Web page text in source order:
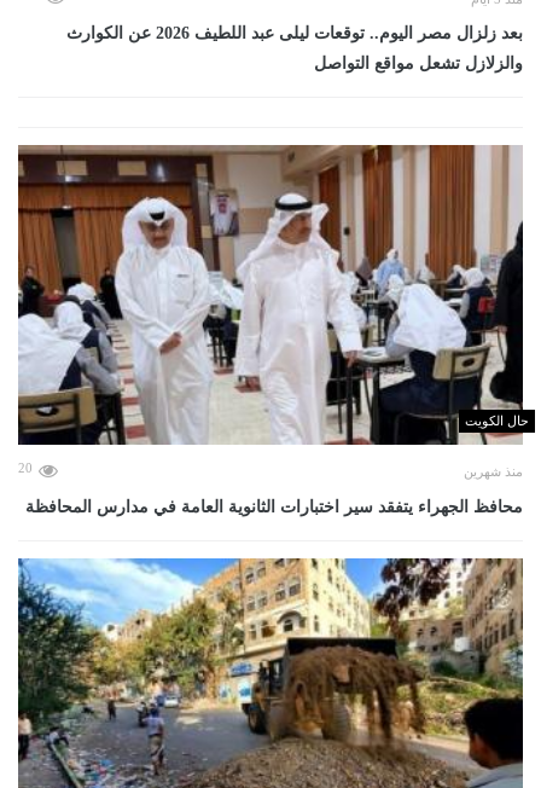
بعد زلزال مصر اليوم.. توقعات ليلى عبد اللطيف 2026 عن الكوارث
والزلازل تشعل مواقع التواصل
حال الكويت
منذ شهرين 20
محافظ الجهراء يتفقد سير اختبارات الثانوية العامة في مدارس المحافظة